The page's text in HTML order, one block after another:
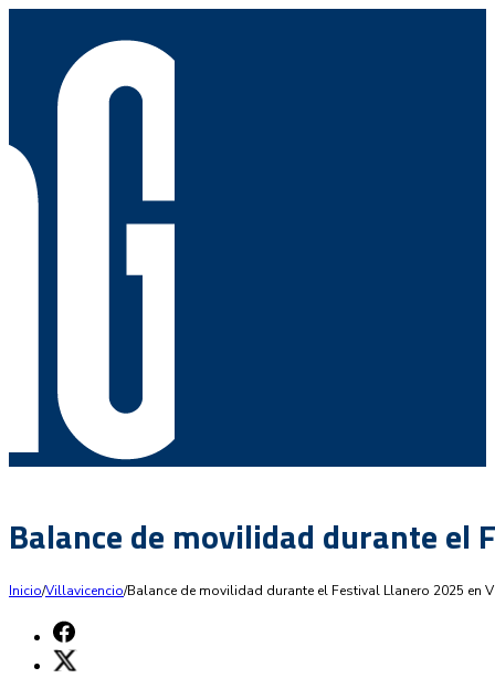
Balance de movilidad durante el
Inicio/Villavicencio/Balance de movilidad durante el Festival Llanero 2025 en